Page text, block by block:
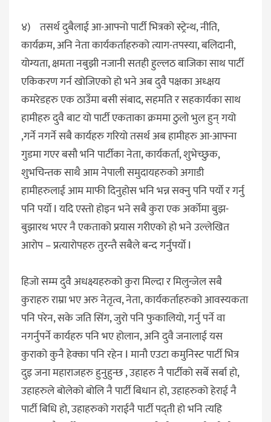
४) तसर्थ दुबैलाई आ-आफ्नो पार्टी भित्रको स्ट्रेन्थ, नीति,
कार्यक्रम, अनि नेता कार्यकर्ताहरुको त्याग-तपस्या, बलिदानी,
योग्यता, क्षमता नबुझी नजानी सतही हुल्लठ बाजिका साथ पार्टी
एकिकरण गर्न खोजिएको हो भने अब दुवै पक्षका अध्क्षय
कमरेडहरु एक ठाउँमा बसी संबाद, सहमति र सहकार्यका साथ
हामीहरु दुवै बाट यो पार्टी एकताका क्रममा ठुलो भुल हुन् गयो
,गर्ने नगर्ने सबै कार्यहरु गरियो तसर्थ अब हामीहरु आ-आफ्ना
गुडमा गएर बसौ भनि पार्टीका नेता, कार्यकर्ता, शुभेच्छुक,
शुभचिन्तक साथै आम नेपाली समुदायहरुको अगाडी
हामीहरुलाई आम माफी दिनुहोस भनि भन्न सक्नु पनि पर्यो र गर्नु
पनि पर्यो I यदि एस्तो होइन भने सबै कुरा एक अर्कोमा बुझ-
बुझारथ भएर नै एकताको प्रयास गरीएको हो भने उल्लेखित
आरोप – प्रत्यारोपहरु तुरन्तै सबैले बन्द गर्नुपर्यो I
हिजो सम्म दुवै अधक्ष्यहरुको कुरा मिल्दा र मिलुन्जेल सबै
कुराहरु राम्रा भए अरु नेतृत्व, नेता, कार्यकर्ताहरुको आवस्यकता
पनि परेन, सके जति सिंग, जुरो पनि फुकालियो, गर्नु पर्ने वा
नगर्नुपर्ने कार्यहरु पनि भए होलान, अनि दुवै जनालाई यस
कुराको कुनै हेक्का पनि रहेन I मानौ एउटा कमुनिस्ट पार्टी भित्र
दुइ जना महाराजहरु हुनुहुन्छ , उहाहरु नै पार्टीको सर्बे सर्बा हो,
उहाहरुले बोलेको बोलि नै पार्टी बिधान हो, उहाहरुको हेराई नै
पार्टी बिधि हो, उहाहरुको गराईनै पार्टी पद्ती हो भनि त्यहि